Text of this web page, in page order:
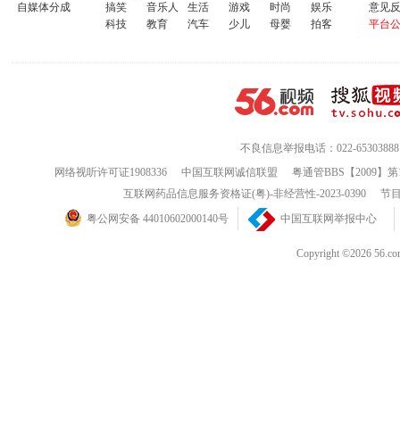
自媒体分成
搞笑
音乐人 生活 游戏 时尚
娱乐
科技
教育 汽车 少儿 母婴 拍客
意见
平台
不良信息举报电话：022-65303888
网络视听许可证1908336
中国互联网诚信联盟
粤通管BBS【2009】
互联网药品信息服务资格证(粤)-非经营性-2023-0390
节
粤公网安备 44010602000140号
中国互联网举报中心
Copyright ©2026